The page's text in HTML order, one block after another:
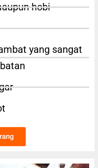
hobi
yang sangat